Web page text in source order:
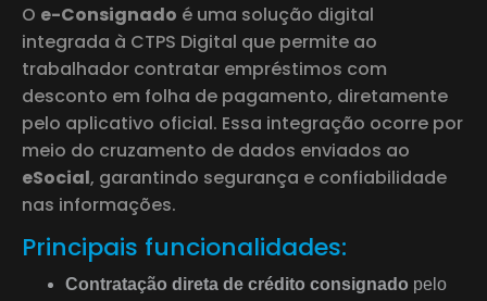
O e-Consignado é uma solução digital
integrada à CTPS Digital que permite ao
trabalhador contratar empréstimos com
desconto em folha de pagamento, diretamente
pelo aplicativo oficial. Essa integração ocorre por
meio do cruzamento de dados enviados ao
eSocial, garantindo segurança e confiabilidade
nas informações.
Principais funcionalidades:
Contratação direta de crédito consignado pelo